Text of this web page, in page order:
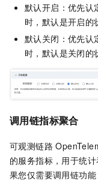
默认开启：优先认
时，默认是开启的
默认关闭：优先认
时，默认是关闭的
调用链指标聚合
可观测链路
的服务指标，用于统
果您仅需要调用链功